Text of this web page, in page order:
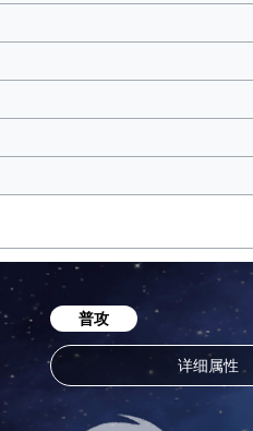
普攻
详细属性